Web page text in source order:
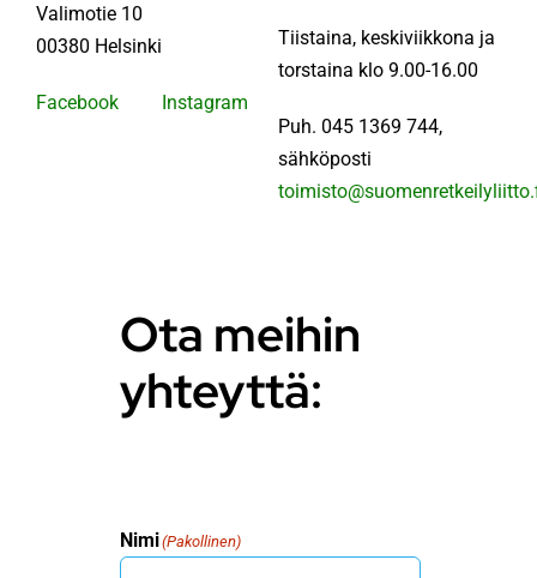
RETKEILIJÄ-LEHTI
KÄMPÄT
Valimotie 10
00380 Helsinki
Facebook Instagram
Tiistaina, keskiviikkona ja
torstaina klo 9.00-16.00
Puh. 045 1369 744,
sähköposti
Ota meihin
yhteyttä:
Nimi(Pakollinen)